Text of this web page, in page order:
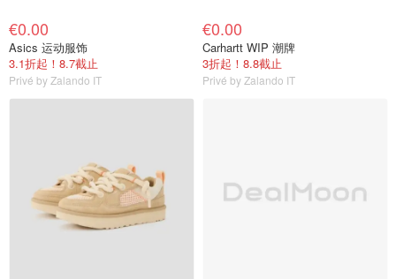
€0.00
Asics 运动服饰
3.1折起！8.7截止
Privé by Zalando IT
€0.00
Carhartt WIP 潮牌
3折起！8.8截止
Privé by Zalando IT